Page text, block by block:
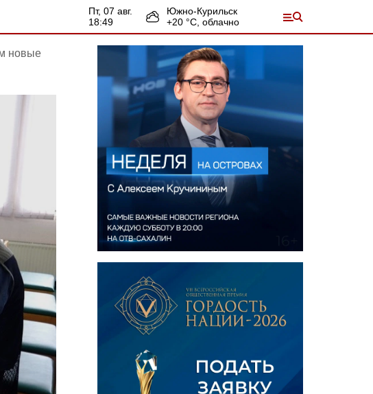
пт, 07 авг.
18:49
Южно-Курильск
+20 °С, облачно
новые